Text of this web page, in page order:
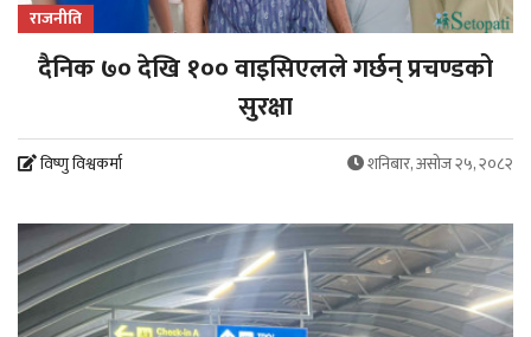
राजनीति
दैनिक ७० देखि १०० वाइसिएलले गर्छन् प्रचण्डको
सुरक्षा
विष्णु विश्वकर्मा शनिबार, असोज २५, २०८२